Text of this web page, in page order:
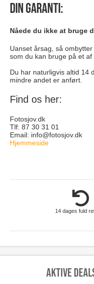
Din garanti:
Nåede du ikke at bruge
Uanset årsag, så
som du kan bruge på et af
Du har naturligvis altid 14
mindre andet er anført.
Find os her:
Fotosjov.dk
Tlf: 87 30 31 01
Email: info@fotosjov.dk
Hjemmeside
14 dages fuld
Aktive